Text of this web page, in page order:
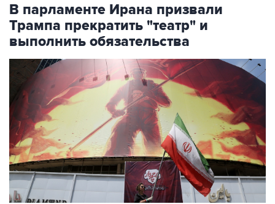
В парламенте Ирана призвали
Трампа прекратить "театр" и
выполнить обязательства